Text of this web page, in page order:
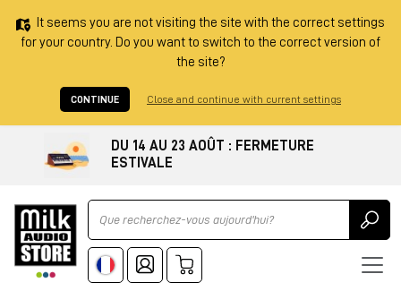
It seems you are not visiting the site with the correct settings
for your country. Do you want to switch to the correct version of
the site?
CONTINUE Close and continue with current settings
DU 14 AU 23 AOÛT : FERMETURE
ESTIVALE
Ricerca